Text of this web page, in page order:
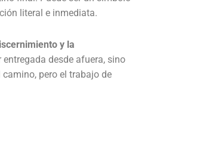
literal e inmediata.
y la
desde afuera, sino
pero el trabajo de